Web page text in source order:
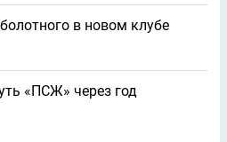
в новом клубе
«ПСЖ» через год